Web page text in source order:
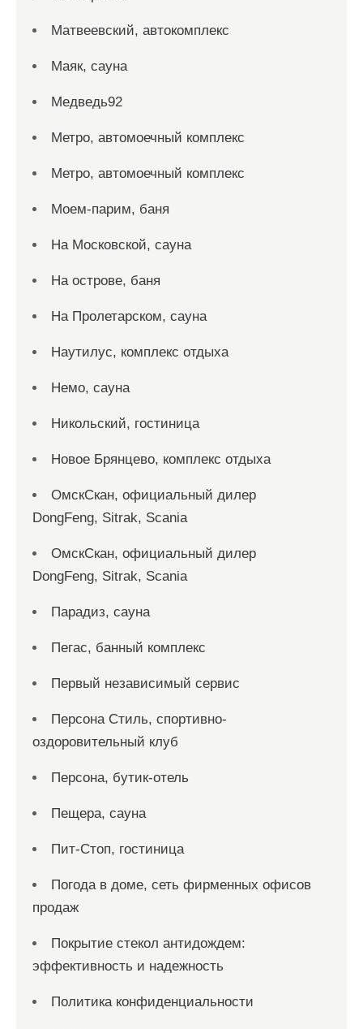
Матвеевский, автокомплекс
Маяк, сауна
Медведь92
Метро, автомоечный комплекс
Метро, автомоечный комплекс
Моем-парим, баня
На Московской, сауна
На острове, баня
На Пролетарском, сауна
Наутилус, комплекс отдыха
Немо, сауна
Никольский, гостиница
Новое Брянцево, комплекс отдыха
ОмскСкан, официальный дилер
DongFeng, Sitrak, Scania
ОмскСкан, официальный дилер
DongFeng, Sitrak, Scania
Парадиз, сауна
Пегас, банный комплекс
Первый независимый сервис
Персона Стиль, спортивно-
оздоровительный клуб
Персона, бутик-отель
Пещера, сауна
Пит-Стоп, гостиница
Погода в доме, сеть фирменных офисов
продаж
Покрытие стекол антидождем:
эффективность и надежность
Политика конфиденциальности